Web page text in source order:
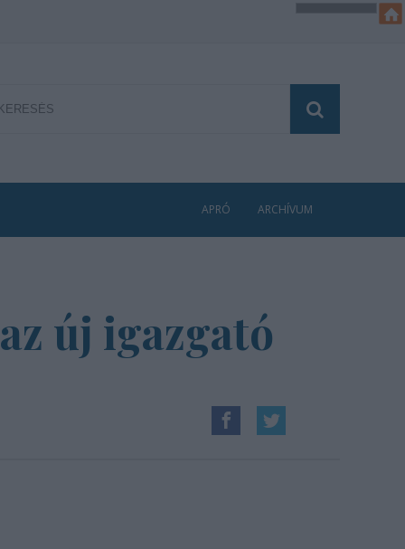
APRÓ ARCHÍVUM
új igazgató